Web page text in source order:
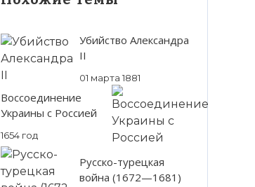
Убийство Александра
II
01 марта 1881
Воссоединение
Украины с Россией
1654 год
Русско-турецкая
война (1672—1681)